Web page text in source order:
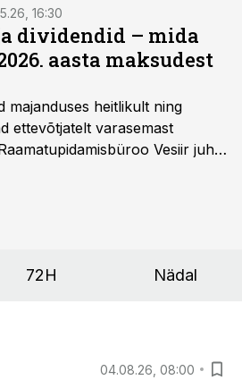
ega tehtud jõupingutusi
16:30
dividendid – mida
aasta maksudest
majanduses heitlikult ning
ettevõtjatelt varasemast
Vesiir juht
72H Nädal
04.08.26, 08:00